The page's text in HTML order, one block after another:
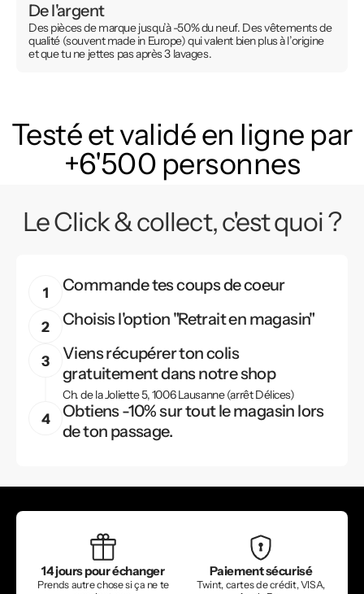
De l'argent
Des pièces de marque jusqu’à -50% du neuf. Des vêtements de
qualité (souvent made in Europe) qui valent bien plus à l’origine
et que tu ne jettes pas après 3 lavages.
Testé et validé en ligne par
+6'500 personnes
Le Click & collect, c'est quoi ?
Commande tes coups de coeur
Choisis l'option "Retrait en magasin"
Viens récupérer ton colis
gratuitement dans notre shop
Ch. de la Joliette 5, 1006 Lausanne (arrêt Délices)
Obtiens -10% sur tout le magasin lors
de ton passage.
14 jours pour échanger
Prends autre chose si ça ne te
Paiement sécurisé
Twint, cartes de crédit, VISA,